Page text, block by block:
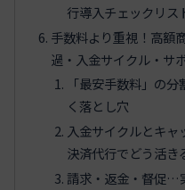
行導入チェックリス
手数料より重視！高額
過・入金サイクル・サ
「最安手数料」の
く落とし穴
入金サイクルとキ
決済代行でどう活き
請求・返金・督促…